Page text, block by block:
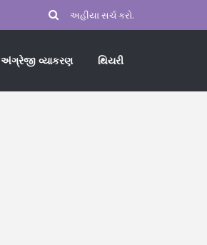
અંગ્રેજી વ્યાકરણ થિયરી